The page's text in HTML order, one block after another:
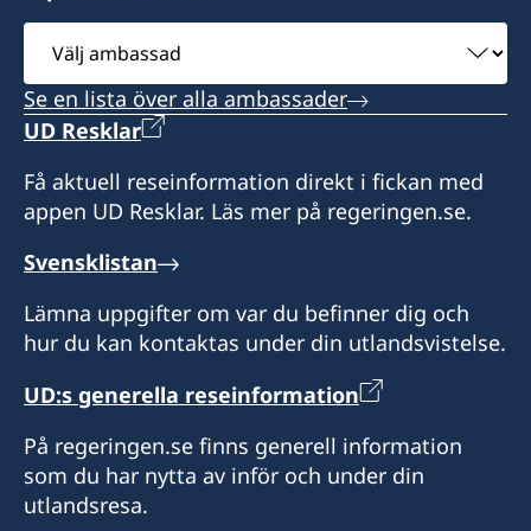
Välj
ambassad
Se en lista över alla ambassader
UD Resklar
Få aktuell reseinformation direkt i fickan med
appen UD Resklar. Läs mer på regeringen.se.
Svensklistan
Lämna uppgifter om var du befinner dig och
hur du kan kontaktas under din utlandsvistelse.
UD:s generella reseinformation
På regeringen.se finns generell information
som du har nytta av inför och under din
utlandsresa.